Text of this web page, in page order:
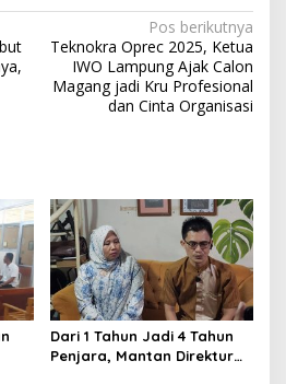
Pos berikutnya
Teknokra Oprec 2025, Ketua
IWO Lampung Ajak Calon
Magang jadi Kru Profesional
dan Cinta Organisasi
Dari 1 Tahun Jadi 4 Tahun
Penjara, Mantan Direktur